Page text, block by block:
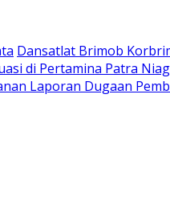
Dansatlat Brimob
di Pertamina Patra
Laporan Dugaan